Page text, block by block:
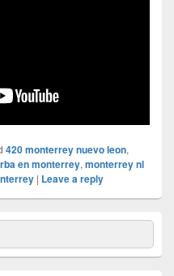
420 monterrey nuevo leon,
en monterrey, monterrey nl
| Leave a reply